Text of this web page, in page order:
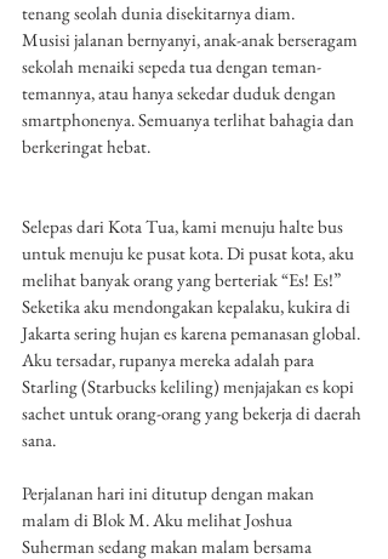
tenang seolah dunia disekitarnya diam.
Musisi jalanan bernyanyi, anak-anak berseragam
sekolah menaiki sepeda tua dengan teman-
temannya, atau hanya sekedar duduk dengan
smartphonenya. Semuanya terlihat bahagia dan
berkeringat hebat.
Selepas dari Kota Tua, kami menuju halte bus
untuk menuju ke pusat kota. Di pusat kota, aku
melihat banyak orang yang berteriak “Es! Es!”
Seketika aku mendongakan kepalaku, kukira di
Jakarta sering hujan es karena pemanasan global.
Aku tersadar, rupanya mereka adalah para
Starling (Starbucks keliling) menjajakan es kopi
sachet untuk orang-orang yang bekerja di daerah
sana.
Perjalanan hari ini ditutup dengan makan
malam di Blok M. Aku melihat Joshua
Suherman sedang makan malam bersama